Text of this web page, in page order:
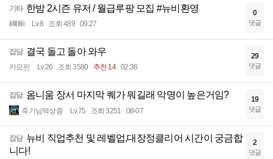
기타 한밤 2시즌 유저 / 월급루팡 모집 #뉴비환영
Iillllllili Lv.8 조회 489 09:27
0
댓글
잡담 결국 돌고 돌아 와우
카모린 Lv.26 조회 3580 추천 14 02:38
29
댓글
잡담 옴니움 장서 마지막 퀘가 뭐길래 악명이 높은거임?
죽기님떡상좀 Lv.75 조회 3251 08-07
19
댓글
잡담 뉴비 직업추천 및 레벨업,대장정클리어 시간이 궁금합
니다!
2
댓글